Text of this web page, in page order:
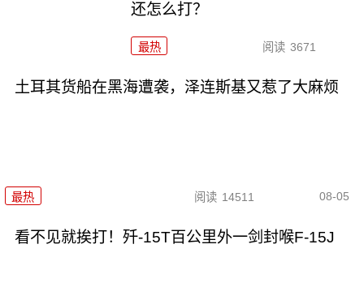
还怎么打？
最热 阅读 3671
土耳其货船在黑海遭袭，泽连斯基又惹了大麻烦
最热 阅读 14511 08-05
看不见就挨打！歼-15T百公里外一剑封喉F-15J